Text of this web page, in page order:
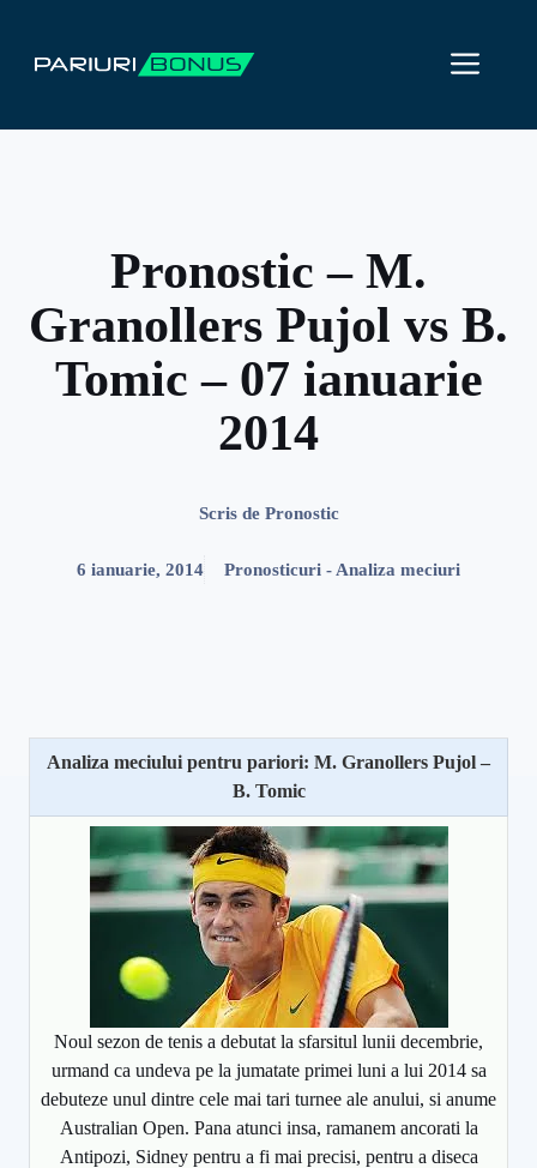
conținut
Pronostic – M.
Granollers Pujol vs B.
Tomic – 07 ianuarie
2014
Scris de Pronostic
6 ianuarie, 2014 Pronosticuri - Analiza meciuri
Analiza meciului pentru pariori: M. Granollers Pujol –
B. Tomic
Noul sezon de tenis a debutat la sfarsitul lunii decembrie,
urmand ca undeva pe la jumatate primei luni a lui 2014 sa
debuteze unul dintre cele mai tari turnee ale anului, si anume
Australian Open. Pana atunci insa, ramanem ancorati la
Antipozi, Sidney pentru a fi mai precisi, pentru a diseca